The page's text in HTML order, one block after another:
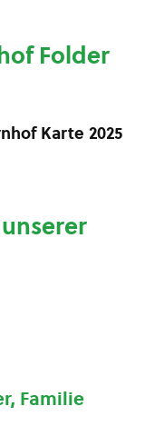
Folder
Karte 2025
Familie